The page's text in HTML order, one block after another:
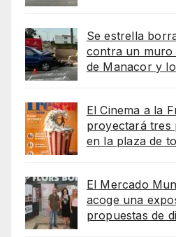
Se estrella
contra un muro
de Manacor y
El Cinema a la
proyectará tres
en la plaza de
El Mercado
acoge una
propuestas de